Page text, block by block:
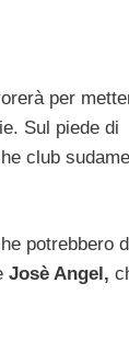
per
Sul piede di
club
potrebbero
Josè Angel,